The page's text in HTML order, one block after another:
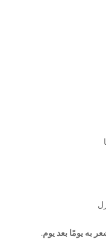
به يومًا بعد يوم.